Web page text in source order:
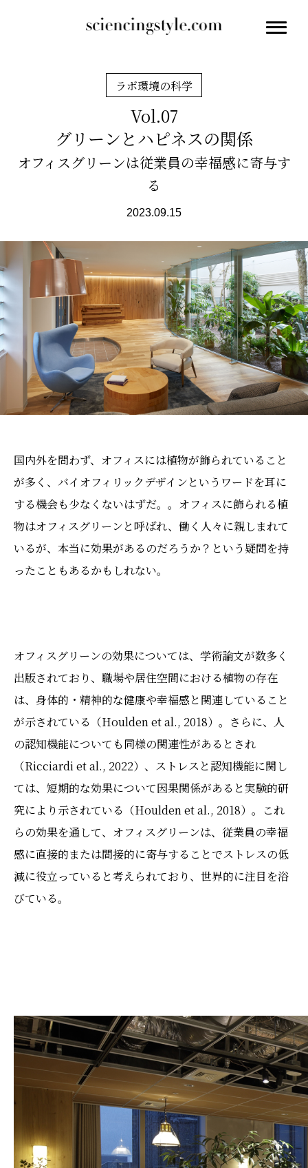
ラボ環境の科学
Vol.07
グリーンとハピネスの関係
オフィスグリーンは従業員の幸福感に寄与す
る
2023.09.15
国内外を問わず、オフィスには植物が飾られていること
が多く、バイオフィリックデザインというワードを耳に
する機会も少なくないはずだ。。オフィスに飾られる植
物はオフィスグリーンと呼ばれ、働く人々に親しまれて
いるが、本当に効果があるのだろうか？という疑問を持
ったこともあるかもしれない。
オフィスグリーンの効果については、学術論文が数多く
出版されており、職場や居住空間における植物の存在
は、身体的・精神的な健康や幸福感と関連していること
が示されている（Houlden et al., 2018）。さらに、人
の認知機能についても同様の関連性があるとされ
（Ricciardi et al., 2022）、ストレスと認知機能に関し
ては、短期的な効果について因果関係があると実験的研
究により示されている（Houlden et al., 2018）。これ
らの効果を通して、オフィスグリーンは、従業員の幸福
感に直接的または間接的に寄与することでストレスの低
減に役立っていると考えられており、世界的に注目を浴
びている。